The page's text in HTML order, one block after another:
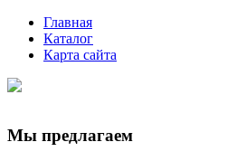
Главная
Каталог
Карта сайта
Мы предлагаем